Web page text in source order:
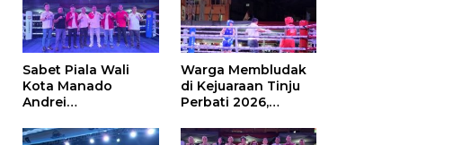
Sabet Piala Wali
Kota Manado
Andrei
Boxing Camp Juara
Warga Membludak
di Kejuaraan Tinju
Perbati 2026,
Piala Wali Kota